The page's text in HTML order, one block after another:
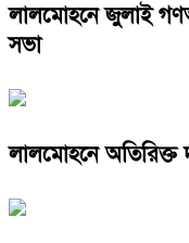
লালমোহনে জুলাই
সভা
লালমোহনে অতিরিক্ত